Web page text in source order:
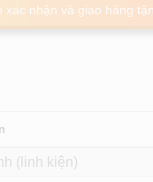
xác nhận và giao hàng
(linh kiện)